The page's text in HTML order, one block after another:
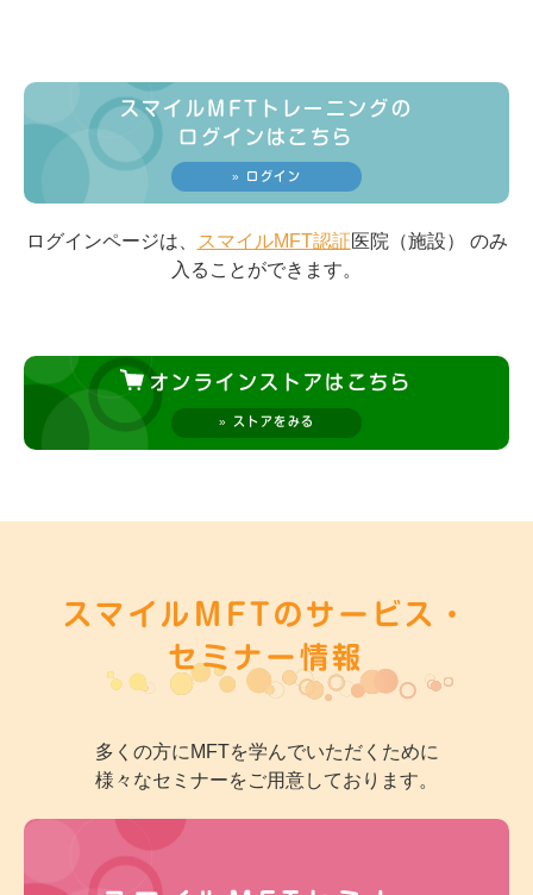
スマイルMFTトレーニングの
ログインはこちら
» ログイン
ログインページは、 スマイルMFT認証医院（施設） のみ
入ることができます。
オンラインストアはこちら
» ストアをみる
スマイルMFTの サービス・
セミナー情報
多くの方にMFTを学んでいただくために
様々なセミナーをご用意しております。